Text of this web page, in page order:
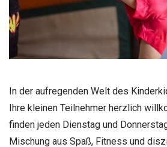
In der aufregenden Welt des
Ihre kleinen Teilnehmer herzlich
finden jeden Dienstag und
Mischung aus Spaß, Fitness und